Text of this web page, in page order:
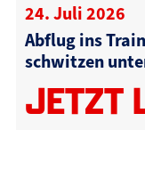
24. Juli 2026
Abflug ins
schwitzen
JETZT